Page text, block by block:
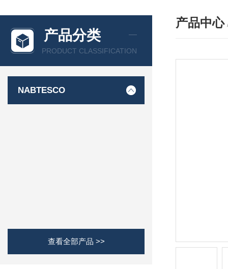
产品分类
PRODUCT CLASSIFICATION
NABTESCO
查看全部产品 >>
产品中心